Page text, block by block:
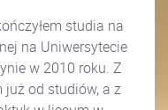
studia na
na Uniwersytecie
w 2010 roku. Z
już od studiów, a z